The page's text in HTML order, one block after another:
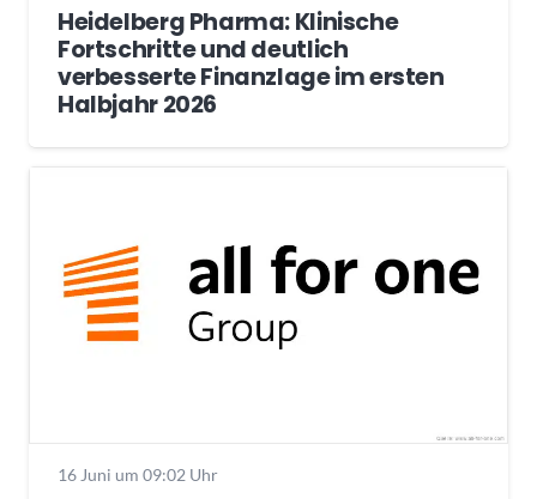
Heidelberg Pharma: Klinische
Fortschritte und deutlich
verbesserte Finanzlage im ersten
Halbjahr 2026
16 Juni um 09:02 Uhr